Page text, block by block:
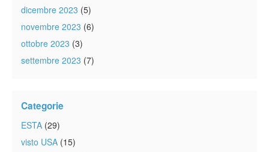
dicembre 2023 (5)
novembre 2023 (6)
ottobre 2023 (3)
settembre 2023 (7)
Categorie
ESTA (29)
visto USA (15)